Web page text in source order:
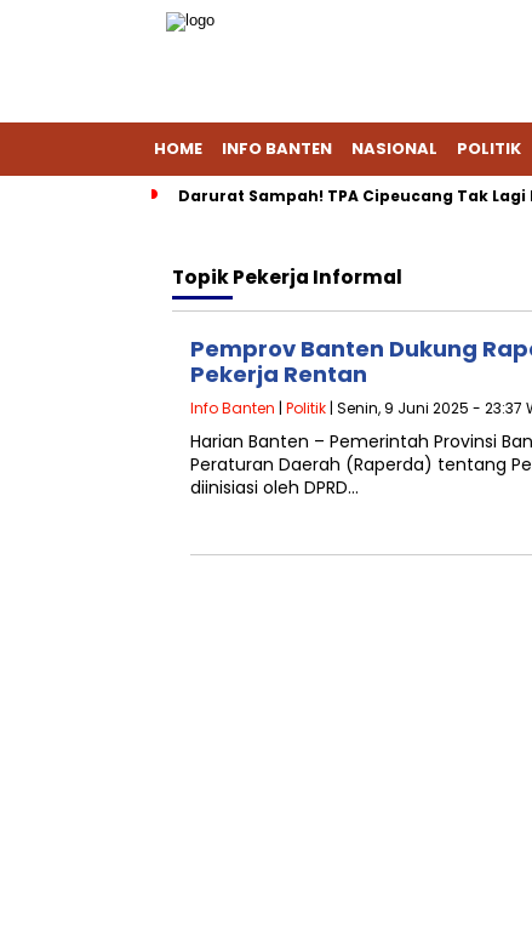
HOME INFO BANTEN NASIONAL POLITIK
Darurat Sampah! TPA Cipeucang Tak
TopikPekerja Informal
Pemprov Banten Dukung
Pekerja Rentan
Info Banten | Politik | Senin, 9 Juni 2025 - 23:37
Harian Banten – Pemerintah Provinsi
Peraturan Daerah (Raperda) tentang
diinisiasi oleh DPRD…